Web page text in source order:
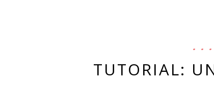
TUTORIAL: